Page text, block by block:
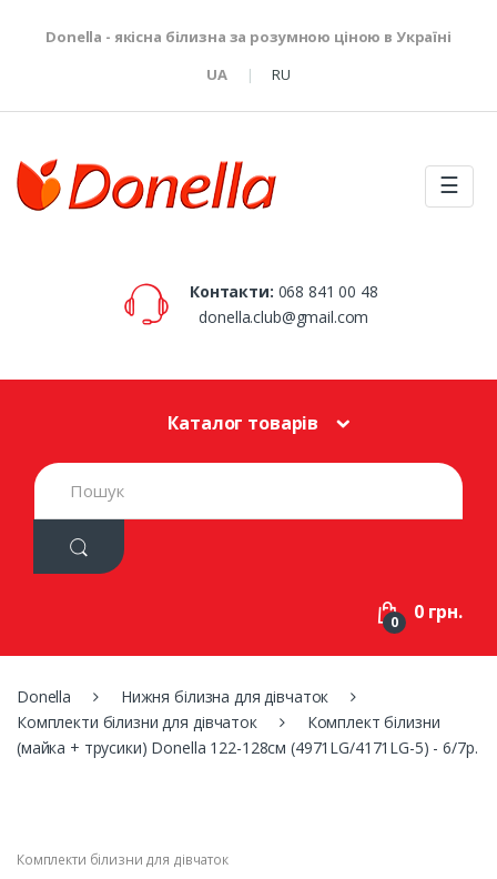
Donella - якісна білизна за розумною ціною в Україні
UA
RU
☰
Контакти: 068 841 00 48
donella.club@gmail.com
Каталог товарів
S
e
h
:
0 0 грн.
Donella
Нижня білизна для дівчаток
Комплекти білизни для дівчаток
Комплект білизни
(майка + трусики) Donella 122-128см (4971LG/4171LG-5) - 6/7р.
Комплекти білизни для дівчаток